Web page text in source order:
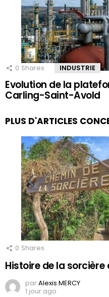
0 Shares INDUSTRIE
Evolution de la
Carling-Saint-Avold
PLUS D'ARTICLES
0 Shares
Histoire de la sorcière
parAlexis MERCY
1 jour ago